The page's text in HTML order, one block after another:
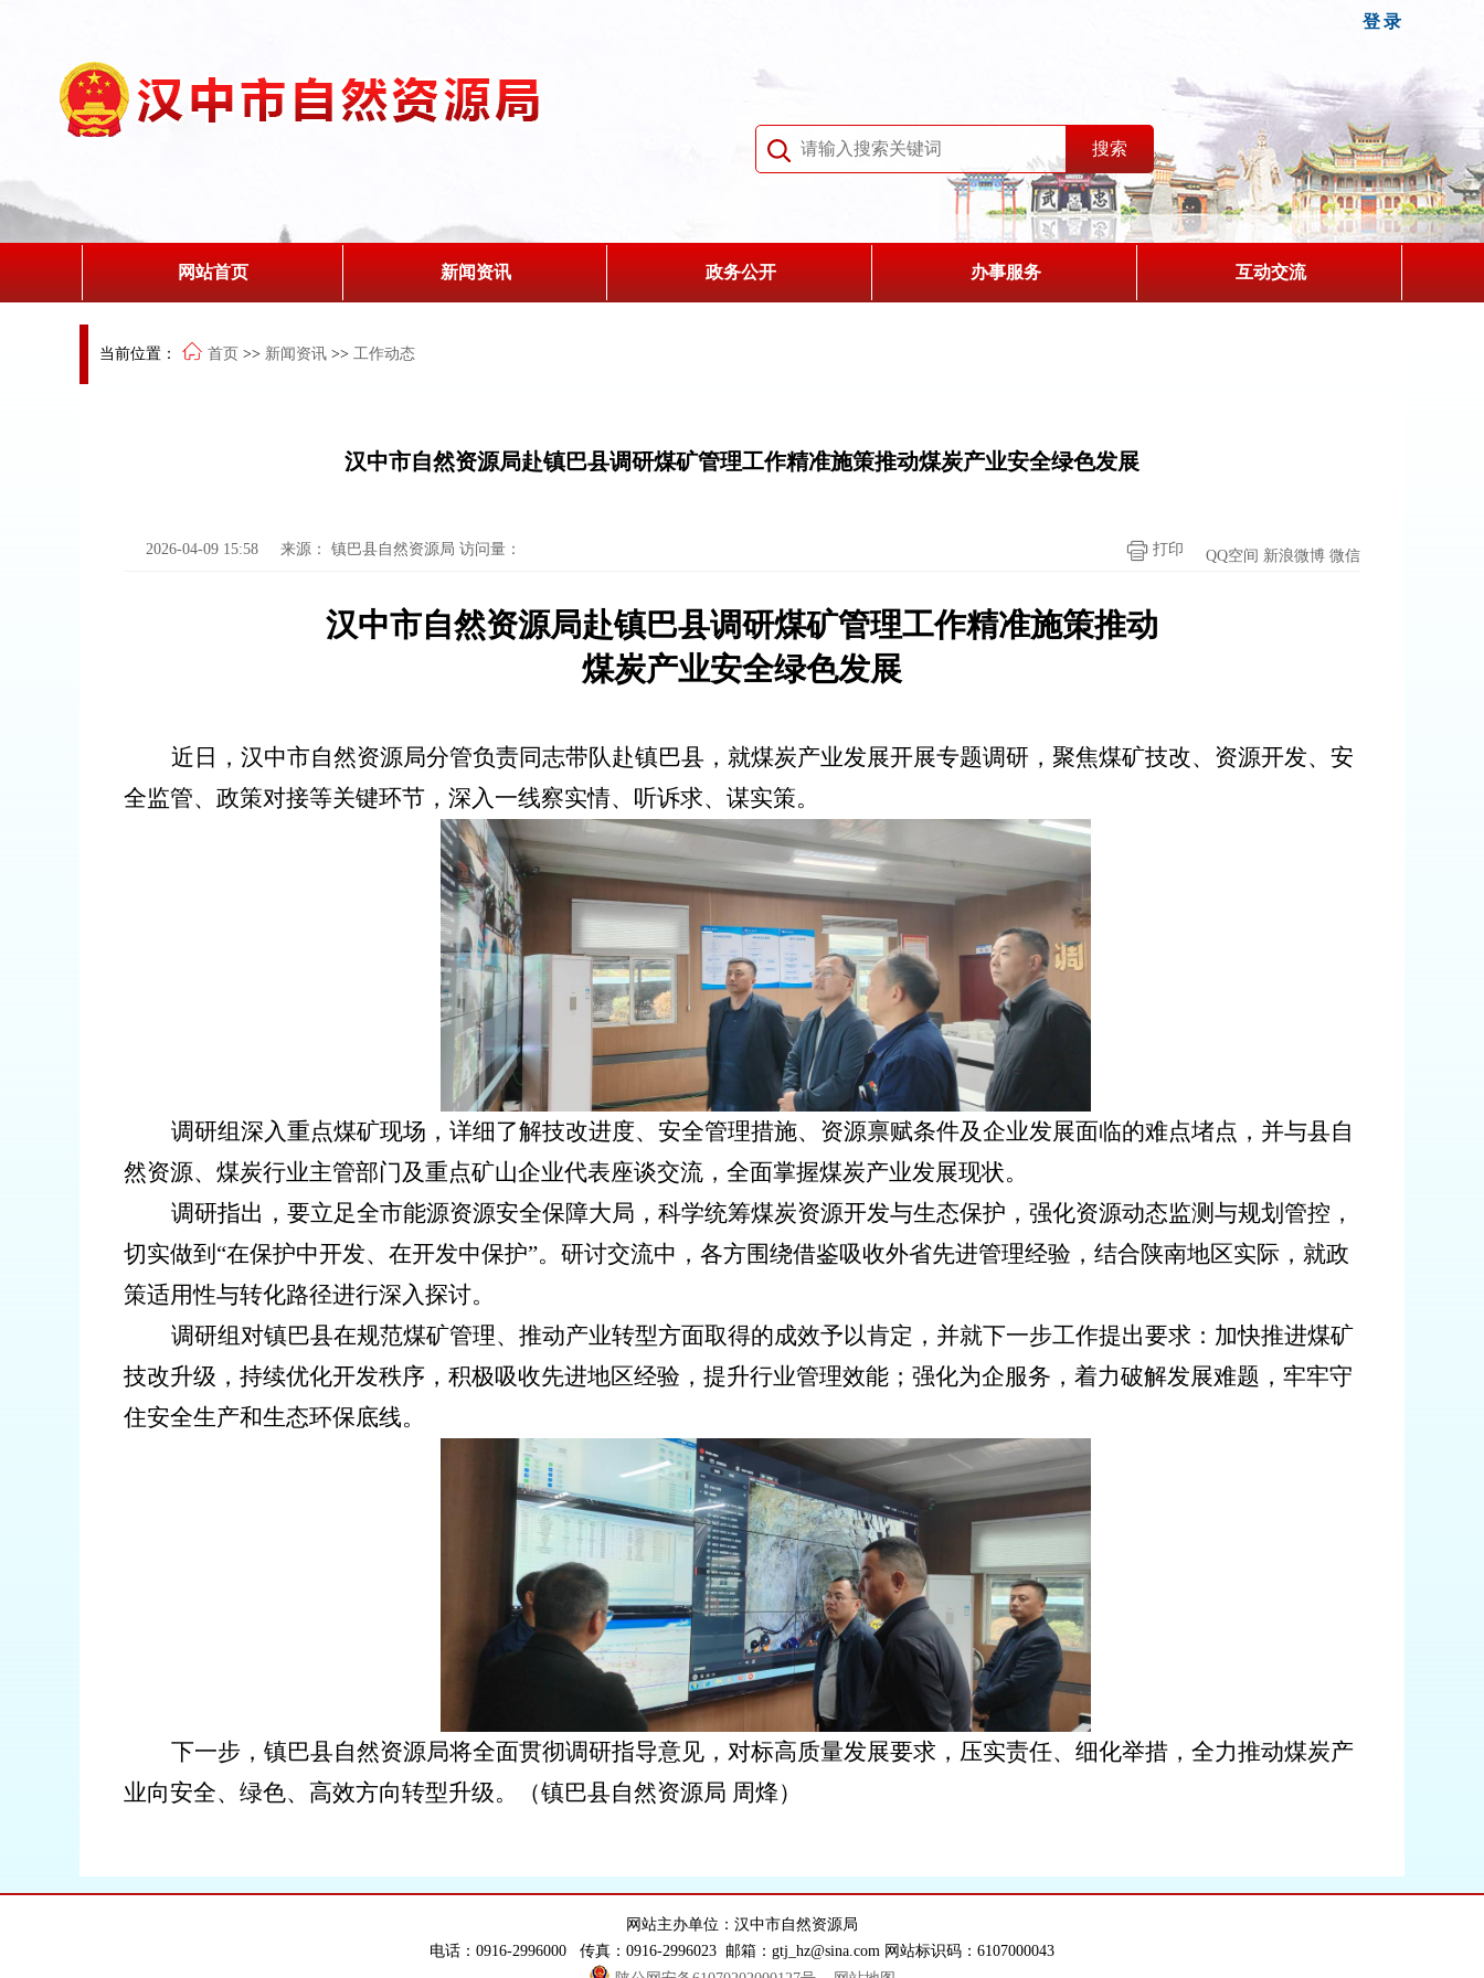
登录
网站首页 新闻资讯 政务公开 办事服务 互动交流
当前位置： 首页 >> 新闻资讯 >> 工作动态
汉中市自然资源局赴镇巴县调研煤矿管理工作精准施策推动煤炭产业安全绿色发展
2026-04-09 15:58 来源： 镇巴县自然资源局 访问量： 打印 QQ空间 新浪微博 微信
汉中市自然资源局赴镇巴县调研煤矿管理工作精准施策推动
煤炭产业安全绿色发展
近日，汉中市自然资源局分管负责同志带队赴镇巴县，就煤炭产业发展开展专题调研，聚焦煤矿技改、资源开发、安
全监管、政策对接等关键环节，深入一线察实情、听诉求、谋实策。
调研组深入重点煤矿现场，详细了解技改进度、安全管理措施、资源禀赋条件及企业发展面临的难点堵点，并与县自
然资源、煤炭行业主管部门及重点矿山企业代表座谈交流，全面掌握煤炭产业发展现状。
调研指出，要立足全市能源资源安全保障大局，科学统筹煤炭资源开发与生态保护，强化资源动态监测与规划管控，
切实做到“在保护中开发、在开发中保护”。研讨交流中，各方围绕借鉴吸收外省先进管理经验，结合陕南地区实际，就政
策适用性与转化路径进行深入探讨。
调研组对镇巴县在规范煤矿管理、推动产业转型方面取得的成效予以肯定，并就下一步工作提出要求：加快推进煤矿
技改升级，持续优化开发秩序，积极吸收先进地区经验，提升行业管理效能；强化为企服务，着力破解发展难题，牢牢守
住安全生产和生态环保底线。
下一步，镇巴县自然资源局将全面贯彻调研指导意见，对标高质量发展要求，压实责任、细化举措，全力推动煤炭产
业向安全、绿色、高效方向转型升级。（镇巴县自然资源局 周烽）
网站主办单位：汉中市自然资源局
电话：0916-2996000 传真：0916-2996023 邮箱：gtj_hz@sina.com 网站标识码：6107000043